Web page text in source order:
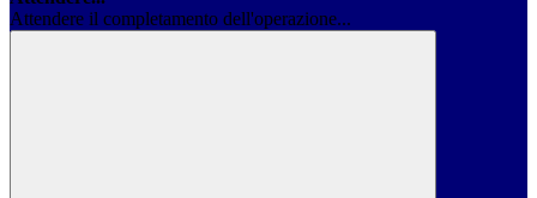
Attendere il completamento dell'operazione...